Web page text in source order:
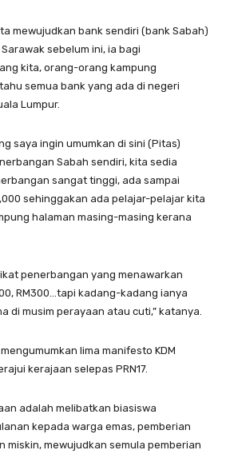
mewujudkan bank sendiri (bank Sabah)
sebelum ini, ia bagi
kita, orang-orang kampung
semua bank yang ada di negeri
Lumpur.
saya ingin umumkan di sini (Pitas)
Sabah sendiri, kita sedia
sangat tinggi, ada sampai
sehinggakan ada pelajar-pelajar kita
halaman masing-masing kerana
penerbangan yang menawarkan
RM300…tapi kadang-kadang ianya
di musim perayaan atau cuti,” katanya.
lima manifesto KDM
kerajaan selepas PRN17.
adalah melibatkan biasiswa
kepada warga emas, pemberian
miskin, mewujudkan semula pemberian